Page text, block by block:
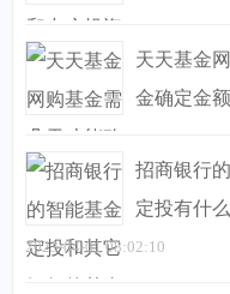
天天基金
金确定金
招商银行
定投有什
2023-04-01 08:02:10